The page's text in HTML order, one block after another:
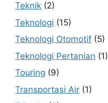
Teknik (2)
Teknologi (15)
Teknologi Otomotif (5)
Teknologi Pertanian (1)
Touring (9)
Transportasi Air (1)